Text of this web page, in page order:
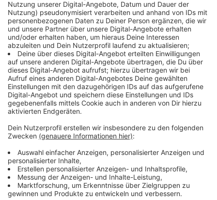
Karneval zählt im Rheinland zum Kulturgut. Besonders
in Köln genießt der Karneval einen hohen Stellenwert.
Wer in diese besondere Welt abtauchen will kann das
im Kölner Karnevalsmuseum (Achtung: z.Z. wg. Umbau
geschlossen).
Mehr Infos findet ihr hier!
After Job Party in Bonn und Köln
Anzeige